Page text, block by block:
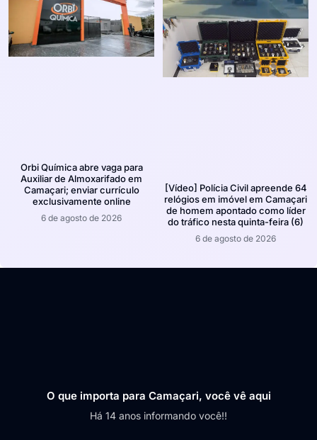
Orbi Química abre vaga para
Auxiliar de Almoxarifado em
Camaçari; enviar currículo
exclusivamente online
6 de agosto de 2026
[Vídeo] Polícia Civil apreende 64
relógios em imóvel em Camaçari
de homem apontado como líder
do tráfico nesta quinta-feira (6)
6 de agosto de 2026
O que importa para Camaçari, você vê aqui
Há 14 anos informando você!!